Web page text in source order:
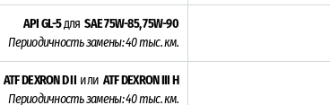
API GL-5дляSAE 75W-85, 75W-90
Периодичность замены: 40 тыс. км.
ATF DEXRON D II или ATF DEXRON III H
Периодичность замены: 40 тыс. км.